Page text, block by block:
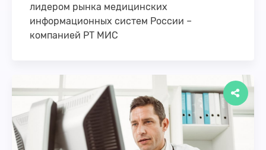
лидером рынка медицинских
информационных систем России –
компанией РТ МИС
информационные системы» («РТ МИС», входит в
группу компаний «Ростелеком») и резидент
Фонда …